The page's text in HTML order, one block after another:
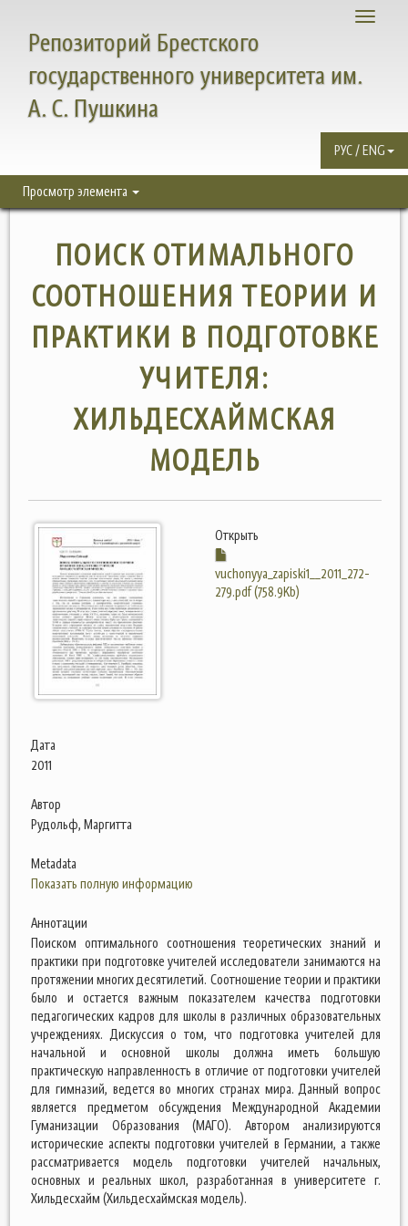
Toggle
Репозиторий Брестского
государственного университета им.
А. С. Пушкина
РУС / ENG
Просмотр элемента
ПОИСК ОТИМАЛЬНОГО
СООТНОШЕНИЯ ТЕОРИИ И
ПРАКТИКИ В ПОДГОТОВКЕ
УЧИТЕЛЯ:
ХИЛЬДЕСХАЙМСКАЯ
МОДЕЛЬ
Открыть
vuchonyya_zapiski1__2011_272-
279.pdf (758.9Kb)
Дата
2011
Автор
Рудольф, Маргитта
Metadata
Показать полную информацию
Аннотации
Поиском оптимального соотношения теоретических знаний и
практики при подготовке учителей исследователи занимаются на
протяжении многих десятилетий. Соотношение теории и практики
было и остается важным показателем качества подготовки
педагогических кадров для школы в различных образовательных
учреждениях. Дискуссия о том, что подготовка учителей для
начальной и основной школы должна иметь большую
практическую направленность в отличие от подготовки учителей
для гимназий, ведется во многих странах мира. Данный вопрос
является предметом обсуждения Международной Академии
Гуманизации Образования (МАГО). Автором анализируются
исторические аспекты подготовки учителей в Германии, а также
рассматривается модель подготовки учителей начальных,
основных и реальных школ, разработанная в университете г.
Хильдесхайм (Хильдесхаймская модель).